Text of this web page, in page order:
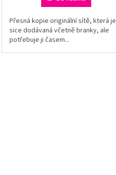
Přesná kopie originální sítě, která je
sice dodávaná včetně branky, ale
potřebuje ji časem...